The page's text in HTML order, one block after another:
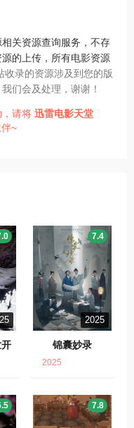
关资源查询服务，不存
的上传，所有电影资源
收录的资源涉及到您的版
们会及处理，谢谢！
请将 迅雷电影天堂
~
2025
锦囊妙录
7.4
2025
7.8